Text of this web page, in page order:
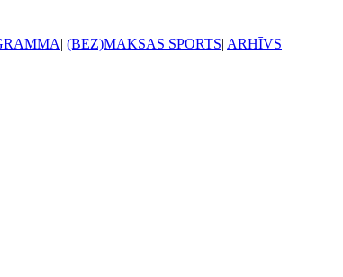
| (BEZ)MAKSAS SPORTS| ARHĪVS